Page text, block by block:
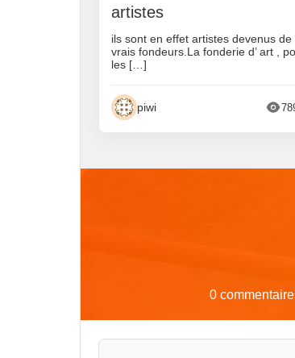
artistes
ils sont en effet artistes devenus de
vrais fondeurs.La fonderie d’ art ,
les […]
piwi
0